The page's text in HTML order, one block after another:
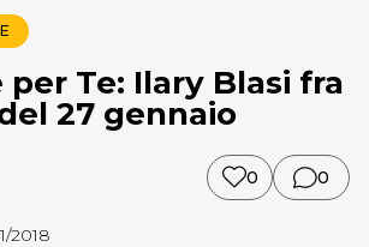
per Te: Ilary Blasi fra
27 gennaio
0 0
2018